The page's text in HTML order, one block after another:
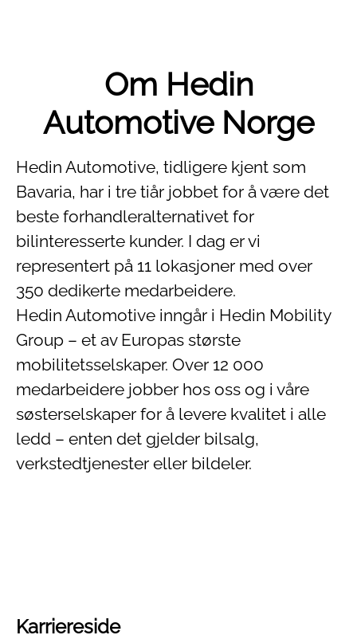
Om Hedin
Automotive Norge
Hedin Automotive, tidligere kjent som
Bavaria, har i tre tiår jobbet for å være det
beste forhandleralternativet for
bilinteresserte kunder. I dag er vi
representert på 11 lokasjoner med over
350 dedikerte medarbeidere.
Hedin Automotive inngår i Hedin Mobility
Group – et av Europas største
mobilitetsselskaper. Over 12 000
medarbeidere jobber hos oss og i våre
søsterselskaper for å levere kvalitet i alle
ledd – enten det gjelder bilsalg,
verkstedtjenester eller bildeler.
Karriereside